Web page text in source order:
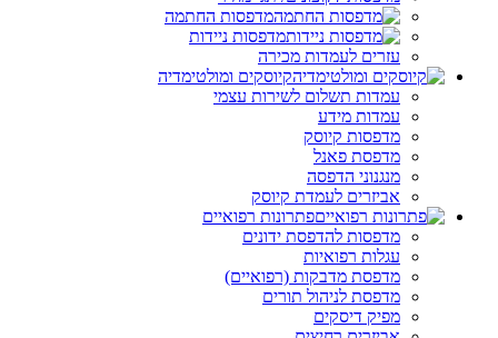
מדפסות החתמה
מדפסות ניידות
עזרים לעמדות מכירה
קיוסקים ומולטימדיה
עמדות תשלום לשירות עצמי
עמדות מידע
מדפסות קיוסק
מדפסת פאנל
מנגנוני הדפסה
אביזרים לעמדת קיוסק
פתרונות רפואיים
מדפסות להדפסת ידונים
עגלות רפואיות
מדפסת מדבקות (רפואיים)
מדפסת לניהול תורים
מפיק דיסקים